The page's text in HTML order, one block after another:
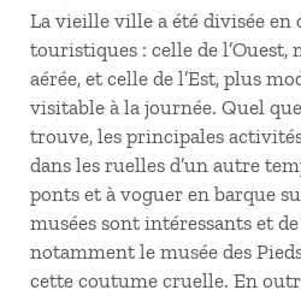
La vieille ville a été divisée en
touristiques : celle de l’Ouest,
aérée, et celle de l’Est, plus
visitable à la journée. Quel
trouve, les principales
dans les ruelles d’un autre
ponts et à voguer en barque
musées sont intéressants et
notamment le musée des
cette coutume cruelle. En